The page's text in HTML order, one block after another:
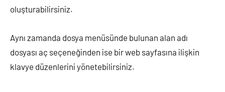
oluşturabilirsiniz.
Aynı zamanda dosya menüsünde bulunan alan adı
dosyası aç seçeneğinden ise bir web sayfasına ilişkin
klavye düzenlerini yönetebilirsiniz.